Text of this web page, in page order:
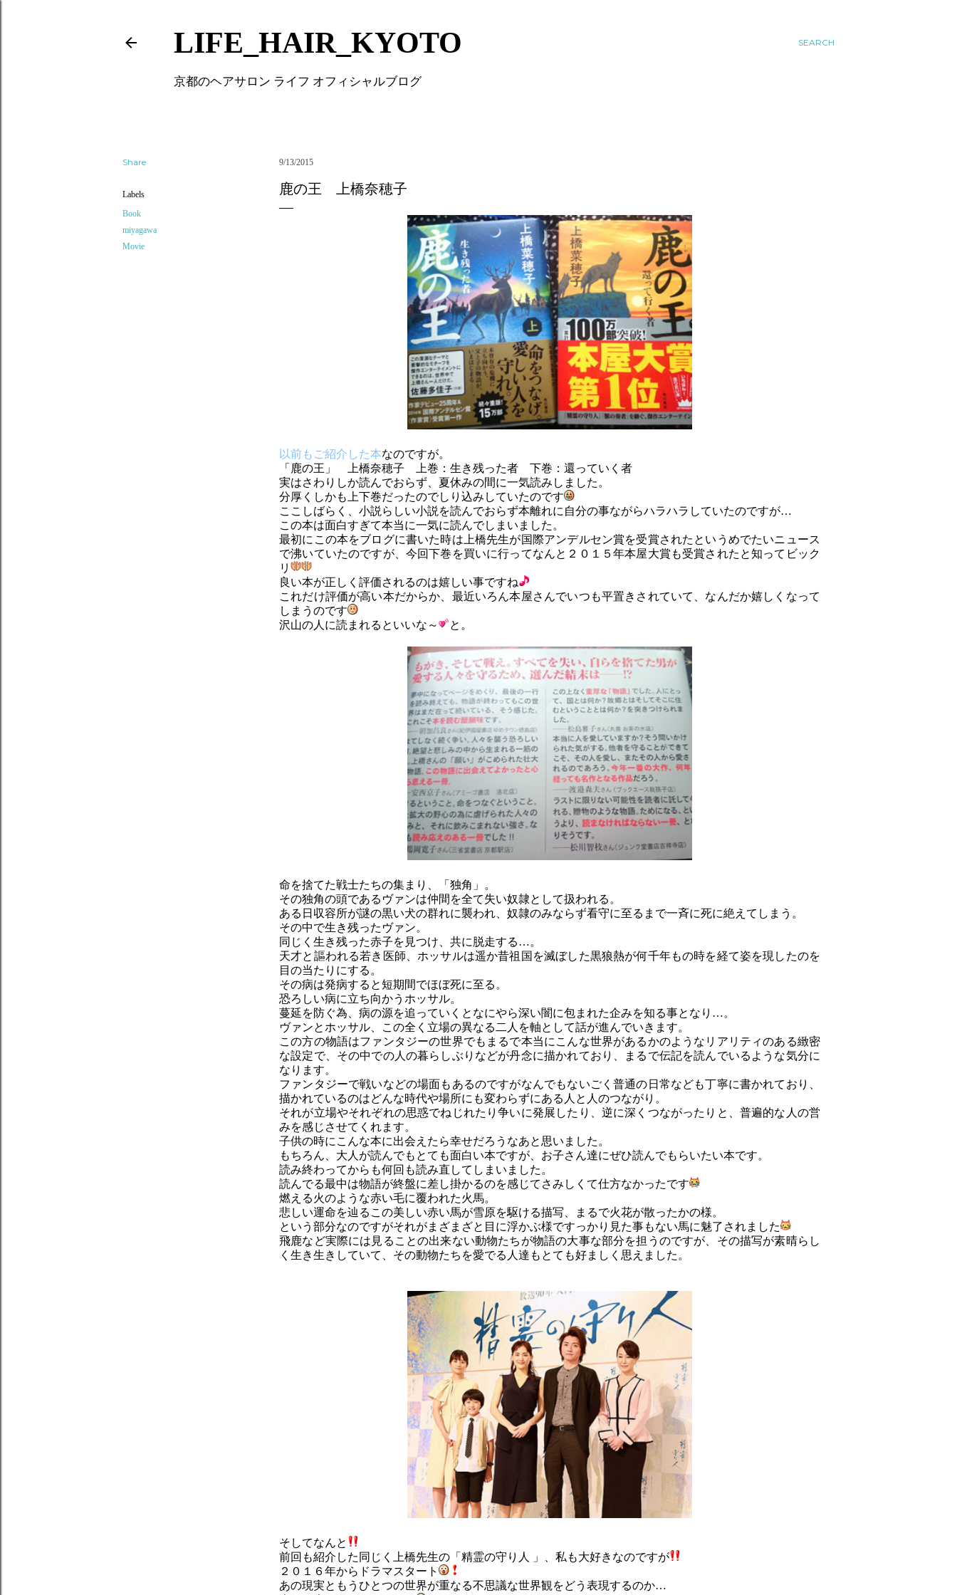
SEARCH
LIFE_HAIR_KYOTO
京都のヘアサロン ライフ オフィシャルブログ
Share
Labels
Book
miyagawa
Movie
9/13/2015
鹿の王 上橋奈穂子
以前もご紹介した本なのですが。
「鹿の王」 上橋奈穂子 上巻：生き残った者 下巻：還っていく者
実はさわりしか読んでおらず、夏休みの間に一気読みしました。
分厚くしかも上下巻だったのでしり込みしていたのです
ここしばらく、小説らしい小説を読んでおらず本離れに自分の事ながらハラハラしていたのですが…
この本は面白すぎて本当に一気に読んでしまいました。
最初にこの本をブログに書いた時は上橋先生が国際アンデルセン賞を受賞されたというめでたいニュース
で沸いていたのですが、今回下巻を買いに行ってなんと２０１５年本屋大賞も受賞されたと知ってビック
リ
良い本が正しく評価されるのは嬉しい事ですね
これだけ評価が高い本だからか、最近いろん本屋さんでいつも平置きされていて、なんだか嬉しくなって
しまうのです
沢山の人に読まれるといいな～
と。
命を捨てた戦士たちの集まり、「独角」。
その独角の頭であるヴァンは仲間を全て失い奴隷として扱われる。
ある日収容所が謎の黒い犬の群れに襲われ、奴隷のみならず看守に至るまで一斉に死に絶えてしまう。
その中で生き残ったヴァン。
同じく生き残った赤子を見つけ、共に脱走する…。
天才と謳われる若き医師、ホッサルは遥か昔祖国を滅ぼした黒狼熱が何千年もの時を経て姿を現したのを
目の当たりにする。
その病は発病すると短期間でほぼ死に至る。
恐ろしい病に立ち向かうホッサル。
蔓延を防ぐ為、病の源を追っていくとなにやら深い闇に包まれた企みを知る事となり…。
ヴァンとホッサル、この全く立場の異なる二人を軸として話が進んでいきます。
この方の物語はファンタジーの世界でもまるで本当にこんな世界があるかのようなリアリティのある緻密
な設定で、その中での人の暮らしぶりなどが丹念に描かれており、まるで伝記を読んでいるような気分に
なります。
ファンタジーで戦いなどの場面もあるのですがなんでもないごく普通の日常なども丁寧に書かれており、
描かれているのはどんな時代や場所にも変わらずにある人と人のつながり。
それが立場やそれぞれの思惑でねじれたり争いに発展したり、逆に深くつながったりと、普遍的な人の営
みを感じさせてくれます。
子供の時にこんな本に出会えたら幸せだろうなあと思いました。
もちろん、大人が読んでもとても面白い本ですが、お子さん達にぜひ読んでもらいたい本です。
読み終わってからも何回も読み直してしまいました。
読んでる最中は物語が終盤に差し掛かるのを感じてさみしくて仕方なかったです
燃える火のような赤い毛に覆われた火馬。
悲しい運命を辿るこの美しい赤い馬が雪原を駆ける描写、まるで火花が散ったかの様。
という部分なのですがそれがまざまざと目に浮かぶ様ですっかり見た事もない馬に魅了されました
飛鹿など実際には見ることの出来ない動物たちが物語の大事な部分を担うのですが、その描写が素晴らし
く生き生きしていて、その動物たちを愛でる人達もとても好ましく思えました。
そしてなんと
前回も紹介した同じく上橋先生の「精霊の守り人 」、私も大好きなのですが
２０１６年からドラマスタート
あの現実ともうひとつの世界が重なる不思議な世界観をどう表現するのか…